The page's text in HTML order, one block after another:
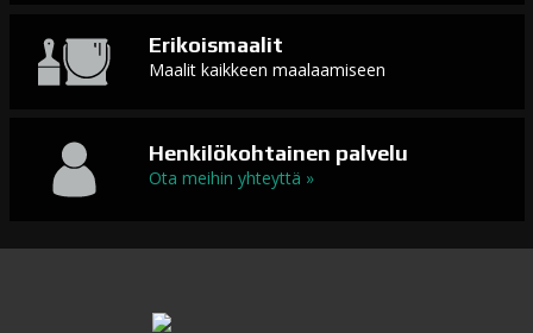
Erikoismaalit
Maalit kaikkeen maalaamiseen
Henkilökohtainen palvelu
Ota meihin yhteyttä »